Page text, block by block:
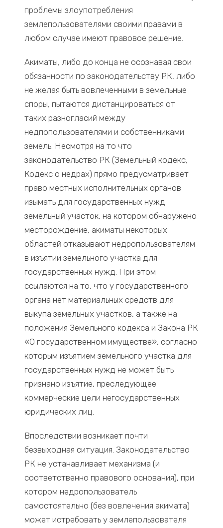
проблемы злоупотребления
землепользователями своими правами в
любом случае имеют правовое решение.
Акиматы, либо до конца не осознавая свои
обязанности по законодательству РК, либо
не желая быть вовлеченными в земельные
споры, пытаются дистанцироваться от
таких разногласий между
недпопользователями и собственниками
земель. Несмотря на то что
законодательство РК (Земельный кодекс,
Кодекс о недрах) прямо предусматривает
право местных исполнительных органов
изымать для государственных нужд
земельный участок, на котором обнаружено
месторождение, акиматы некоторых
областей отказывают недропользователям
в изъятии земельного участка для
государственных нужд. При этом
ссылаются на то, что у государственного
органа нет материальных средств для
выкупа земельных участков, а также на
положения Земельного кодекса и Закона РК
«О государственном имуществе», согласно
которым изъятием земельного участка для
государственных нужд не может быть
признано изъятие, преследующее
коммерческие цели негосударственных
юридических лиц.
Впоследствии возникает почти
безвыходная ситуация. Законодательство
РК не устанавливает механизма (и
соответственно правового основания), при
котором недропользователь
самостоятельно (без вовлечения акимата)
может истребовать у землепользователя